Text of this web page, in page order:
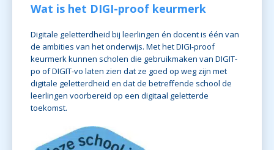
Wat is het DIGI-proof keurmerk
Digitale geletterdheid bij leerlingen én docent is één van
de ambities van het onderwijs. Met het DIGI-proof
keurmerk kunnen scholen die gebruikmaken van DIGIT-
po of DIGIT-vo laten zien dat ze goed op weg zijn met
digitale geletterdheid en dat de betreffende school de
leerlingen voorbereid op een digitaal geletterde
toekomst.